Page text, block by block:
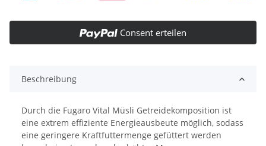
Consent erteilen
Beschreibung
Durch die Fugaro Vital Müsli Getreidekomposition ist
eine extrem effiziente Energieausbeute möglich, sodass
eine geringere Kraftfuttermenge gefüttert werden